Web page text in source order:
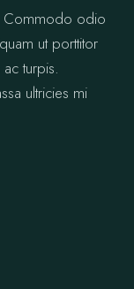
Commodo odio
ut porttitor
turpis.
ultricies mi